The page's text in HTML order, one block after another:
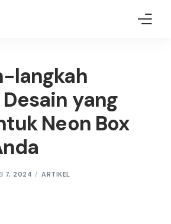
langkah
yang
Neon Box
7, 2024 ARTIKEL